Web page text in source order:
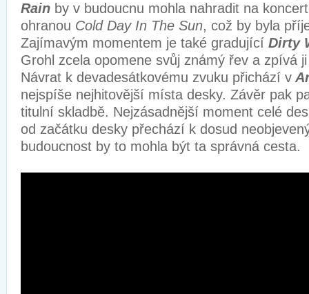
Rain by v budoucnu mohla nahradit na
ohranou Cold Day In The Sun, což by byla
Zajímavým momentem je také gradující Dirty
Grohl zcela opomene svůj známý řev a zpívá
Návrat k devadesátkovému zvuku přichází v
nejspíše nejhitovější místa desky. Závěr pak
titulní skladbě. Nejzásadnější moment celé
od začátku desky přechází k dosud
budoucnost by to mohla být ta správná cesta.